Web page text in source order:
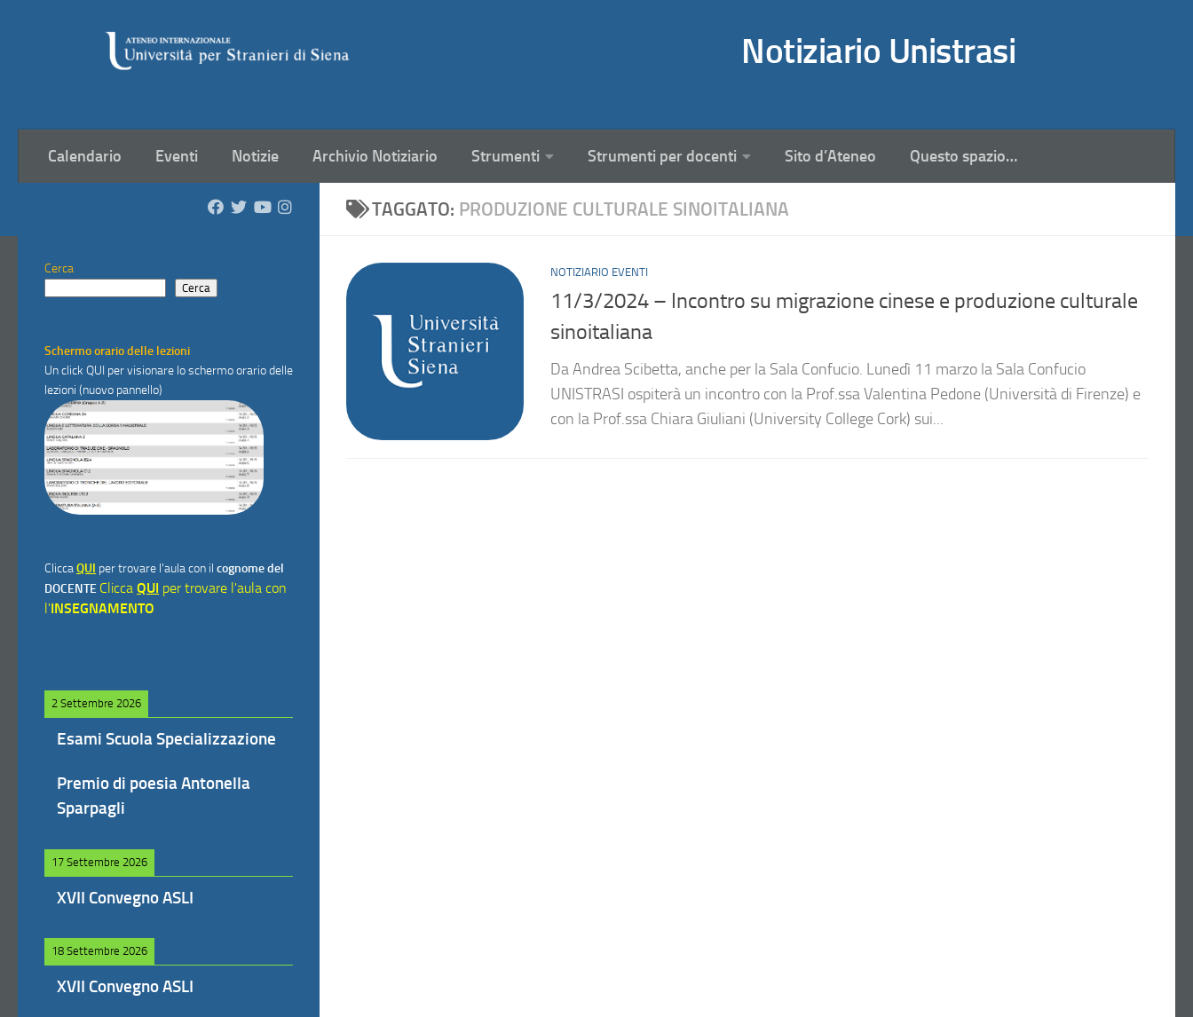
Notiziario Unistrasi
Calendario Eventi Notizie Archivio Notiziario Strumenti Strumenti per docenti Sito d’Ateneo Questo spazio…
TAGGATO: PRODUZIONE CULTURALE SINOITALIANA
NOTIZIARIO EVENTI
11/3/2024 – Incontro su migrazione cinese e produzione culturale
sinoitaliana
Da Andrea Scibetta, anche per la Sala Confucio. Lunedì 11 marzo la Sala Confucio
UNISTRASI ospiterà un incontro con la Prof.ssa Valentina Pedone (Università di Firenze) e
con la Prof.ssa Chiara Giuliani (University College Cork) sui...
Cerca
Cerca
Schermo orario delle lezioni
Un click QUI per visionare lo schermo orario delle
lezioni (nuovo pannello)
CliccaQUI per trovare l'aula con il cognome del
DOCENTE Clicca QUI per trovare l'aula con
l'INSEGNAMENTO
2 Settembre 2026
Esami Scuola Specializzazione
Premio di poesia Antonella
Sparpagli
17 Settembre 2026
XVII Convegno ASLI
18 Settembre 2026
XVII Convegno ASLI